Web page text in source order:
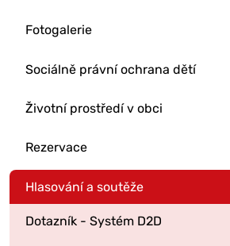
Fotogalerie
Sociálně právní ochrana dětí
Životní prostředí v obci
Rezervace
Hlasování a soutěže
Dotazník - Systém D2D